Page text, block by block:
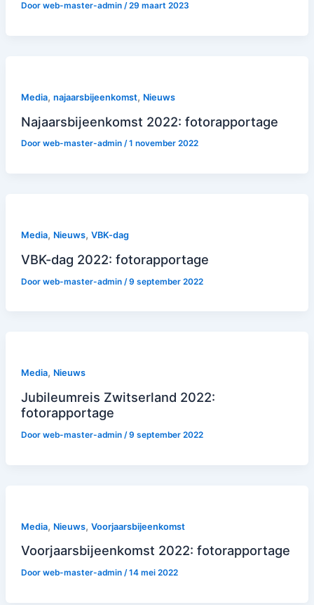
Door web-master-admin /29 maart 2023
Media, najaarsbijeenkomst, Nieuws
Najaarsbijeenkomst 2022: fotorapportage
Door web-master-admin /1 november 2022
Media, Nieuws, VBK-dag
VBK-dag 2022: fotorapportage
Door web-master-admin /9 september 2022
Media, Nieuws
Jubileumreis Zwitserland 2022:
fotorapportage
Door web-master-admin /9 september 2022
Media, Nieuws, Voorjaarsbijeenkomst
Voorjaarsbijeenkomst 2022: fotorapportage
Door web-master-admin /14 mei 2022